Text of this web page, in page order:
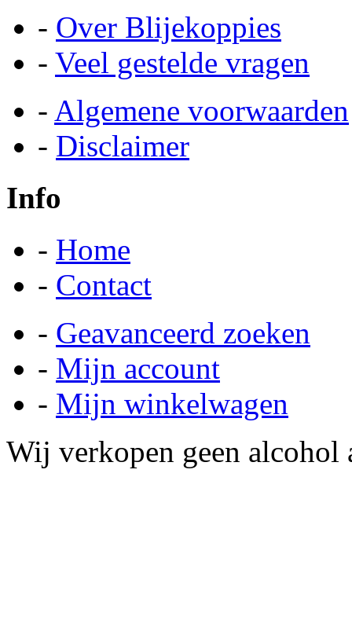
- Over Blijekoppies
- Veel gestelde vragen
- Algemene voorwaarden
- Disclaimer
Info
- Home
- Contact
- Geavanceerd zoeken
- Mijn account
- Mijn winkelwagen
Wij verkopen geen alcohol